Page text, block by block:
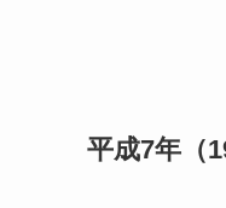
平成7年（